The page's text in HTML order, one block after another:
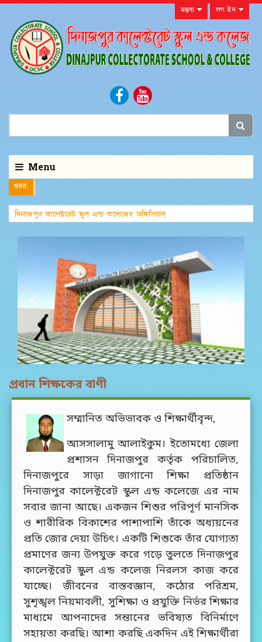
মন্তব্য লগ ইন
Menu
খবর:
দিনাজপুর কালেক্টরেট স্কুল এন্ড কলেজের অফিসিয়াল
Previous
প্রধান শিক্ষকের বাণী
সম্মানিত অভিভাবক ও শিক্ষার্থীবৃন্দ,
আসসালামু আলাইকুম। ইতোমধ্যে জেলা
প্রশাসন দিনাজপুর কর্তৃক পরিচালিত,
দিনাজপুরে সাড়া জাগানো শিক্ষা প্রতিষ্ঠান
দিনাজপুর কালেক্টরেট স্কুল এন্ড কলেজে এর নাম
সবার জানা আছে। একজন শিশুর পরিপূর্ণ মানসিক
ও শারীরিক বিকাশের পাশাপাশি তাঁকে অধ্যয়নের
প্রতি জোর দেয়া উচিৎ। একটি শিশুকে তাঁর যোগ্যতা
প্রমাণের জন্য উপযুক্ত করে গড়ে তুলতে দিনাজপুর
কালেক্টরেট স্কুল এন্ড কলেজ নিরলস কাজ করে
যাচ্ছে। জীবনের বাস্তবজ্ঞান, কঠোর পরিশ্রম,
সুশৃঙ্খল নিয়মাবলী, সুশিক্ষা ও প্রযুক্তি নির্ভর শিক্ষার
মাধ্যমে আপনাদের সন্তানের ভবিষ্যত বিনির্মাণে
সহায়তা করছি। আশা করছি একদিন এই শিক্ষার্থীরা